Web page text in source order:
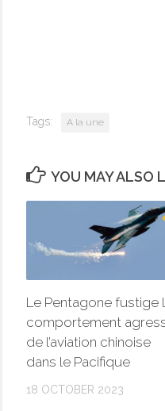
Tags: A la une
YOU MAY ALSO
Le Pentagone fustige
comportement
de l’aviation chinoise
dans le Pacifique
18 OCTOBER 2023